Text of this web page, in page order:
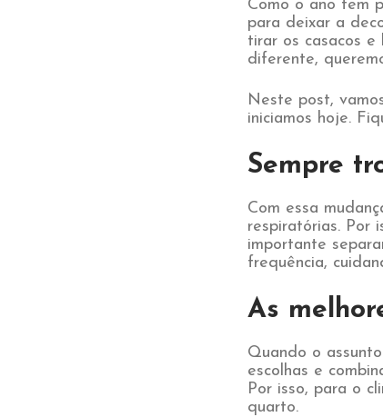
Como o ano tem
para deixar a
tirar os casacos e
diferente,
Neste post,
iniciamos hoje.
Sempre
Com essa
respiratórias. Por
importante
frequência,
As
Quando o
escolhas e
Por isso, para o
quarto.